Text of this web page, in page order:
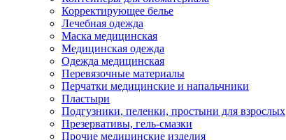
Корректирующее белье
Лечебная одежда
Маска медицинская
Медицинская одежда
Одежда медицинская
Перевязочные материалы
Перчатки медицинские и напальчники
Пластыри
Подгузники, пеленки, простыни для взрослых
Презервативы, гель-смазки
Прочие медицинские изделия